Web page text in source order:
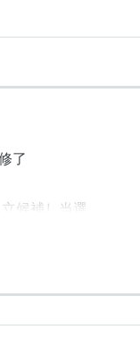
了
候補し当選